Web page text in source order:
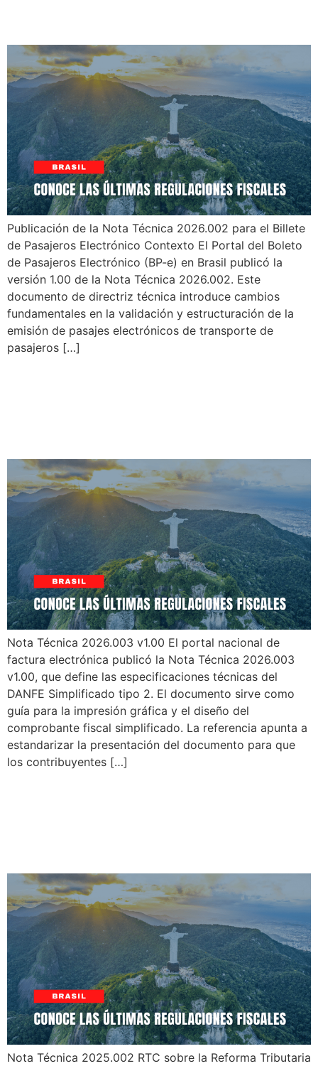
Publicación de la Nota Técnica 2026.002 para el Billete
de Pasajeros Electrónico Contexto El Portal del Boleto
de Pasajeros Electrónico (BP-e) en Brasil publicó la
versión 1.00 de la Nota Técnica 2026.002. Este
documento de directriz técnica introduce cambios
fundamentales en la validación y estructuración de la
emisión de pasajes electrónicos de transporte de
pasajeros […]
Nota Técnica 2026.003 v1.00 El portal nacional de
factura electrónica publicó la Nota Técnica 2026.003
v1.00, que define las especificaciones técnicas del
DANFE Simplificado tipo 2. El documento sirve como
guía para la impresión gráfica y el diseño del
comprobante fiscal simplificado. La referencia apunta a
estandarizar la presentación del documento para que
los contribuyentes […]
Nota Técnica 2025.002 RTC sobre la Reforma Tributaria